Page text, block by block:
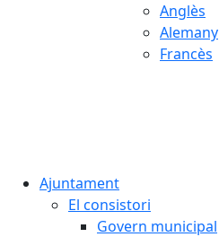
Anglès
Alemany
Francès
Ajuntament
El consistori
Govern municipal